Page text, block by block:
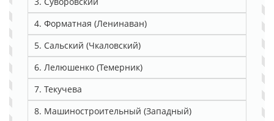
4. Форматная (Ленинаван)
5. Сальский (Чкаловский)
6. Лелюшенко (Темерник)
7. Текучева
8. Машиностроительный (Западный)